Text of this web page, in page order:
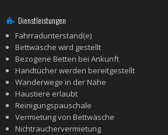
Dienstleistungen
Fahrradunterstand(e)
Bettwäsche wird gestellt
Bezogene Betten bei Ankunft
Handtücher werden bereitgestellt
Wanderwege in der Nähe
Haustiere erlaubt
Reinigungspauschale
Vermietung von Bettwäsche
Nichtrauchervermietung